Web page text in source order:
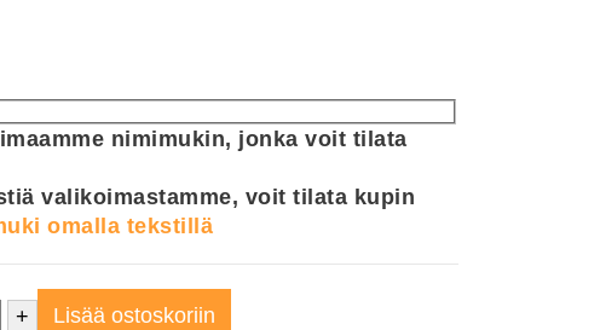
nimimukin, jonka voit tilata
valikoimastamme, voit tilata kupin
omalla tekstillä
+ Lisää ostoskoriin